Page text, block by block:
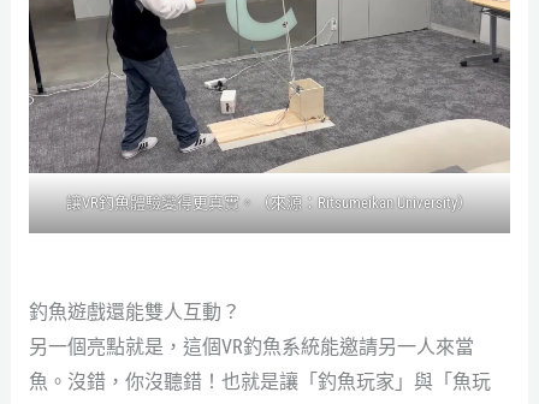
讓VR釣魚體驗變得更真實。（來源：Ritsumeikan University）
釣魚遊戲還能雙人互動？
另一個亮點就是，這個VR釣魚系統能邀請另一人來當
魚。沒錯，你沒聽錯！也就是讓「釣魚玩家」與「魚玩